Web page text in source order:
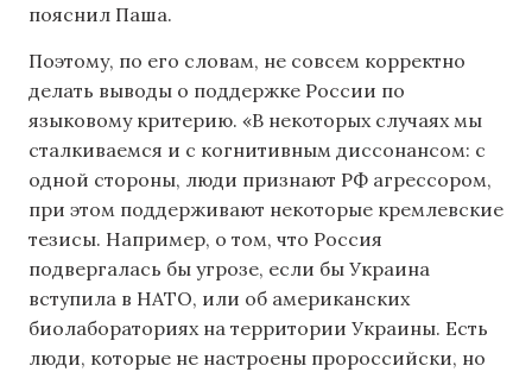
пояснил Паша.
Поэтому, по его словам, не совсем корректно
делать выводы о поддержке России по
языковому критерию. «В некоторых случаях мы
сталкиваемся и с когнитивным диссонансом: с
одной стороны, люди признают РФ агрессором,
при этом поддерживают некоторые кремлевские
тезисы. Например, о том, что Россия
подвергалась бы угрозе, если бы Украина
вступила в НАТО, или об американских
биолабораториях на территории Украины. Есть
люди, которые не настроены пророссийски, но